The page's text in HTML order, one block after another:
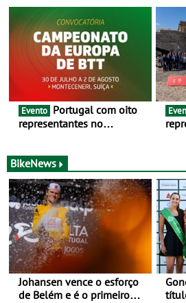
as 17 equipas de 2026
Evento
representantes no
de agosto, em
Monteceneri, na Suíça
BikeNews
Johansen vence o esforço
de Belém e é o primeiro